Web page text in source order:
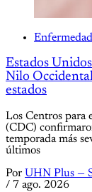
Estados
Nilo
estados
Los Centros para
(CDC)
temporada más
últimos
Por UHN Plus —
/ 7 ago. 2026